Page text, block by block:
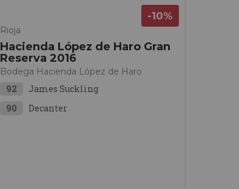
Rioja
Hacienda López de Haro Gran
Reserva 2016
Bodega Hacienda López de Haro
92
James Suckling
90
Decanter
-10%